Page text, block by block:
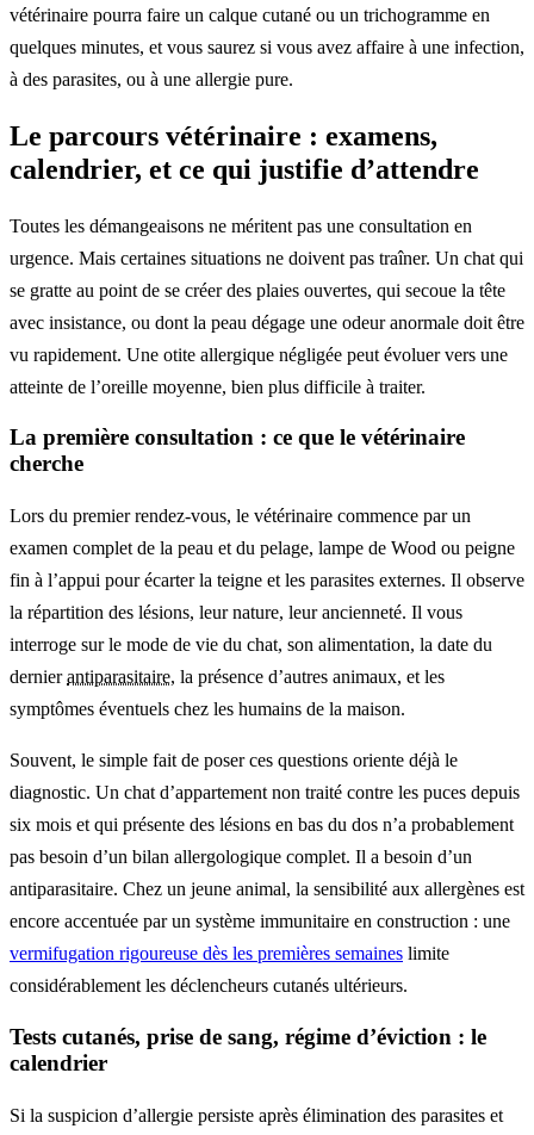
vétérinaire pourra faire un calque cutané ou un trichogramme en
quelques minutes, et vous saurez si vous avez affaire à une infection,
à des parasites, ou à une allergie pure.
Le parcours vétérinaire : examens,
calendrier, et ce qui justifie d’attendre
Toutes les démangeaisons ne méritent pas une consultation en
urgence. Mais certaines situations ne doivent pas traîner. Un chat qui
se gratte au point de se créer des plaies ouvertes, qui secoue la tête
avec insistance, ou dont la peau dégage une odeur anormale doit être
vu rapidement. Une otite allergique négligée peut évoluer vers une
atteinte de l’oreille moyenne, bien plus difficile à traiter.
La première consultation : ce que le vétérinaire
cherche
Lors du premier rendez-vous, le vétérinaire commence par un
examen complet de la peau et du pelage, lampe de Wood ou peigne
fin à l’appui pour écarter la teigne et les parasites externes. Il observe
la répartition des lésions, leur nature, leur ancienneté. Il vous
interroge sur le mode de vie du chat, son alimentation, la date du
dernierantiparasitaire, la présence d’autres animaux, et les
symptômes éventuels chez les humains de la maison.
Souvent, le simple fait de poser ces questions oriente déjà le
diagnostic. Un chat d’appartement non traité contre les puces depuis
six mois et qui présente des lésions en bas du dos n’a probablement
pas besoin d’un bilan allergologique complet. Il a besoin d’un
antiparasitaire. Chez un jeune animal, la sensibilité aux allergènes est
encore accentuée par un système immunitaire en construction : une
vermifugation rigoureuse dès les premières semaines limite
considérablement les déclencheurs cutanés ultérieurs.
Tests cutanés, prise de sang, régime d’éviction : le
calendrier
Si la suspicion d’allergie persiste après élimination des parasites et